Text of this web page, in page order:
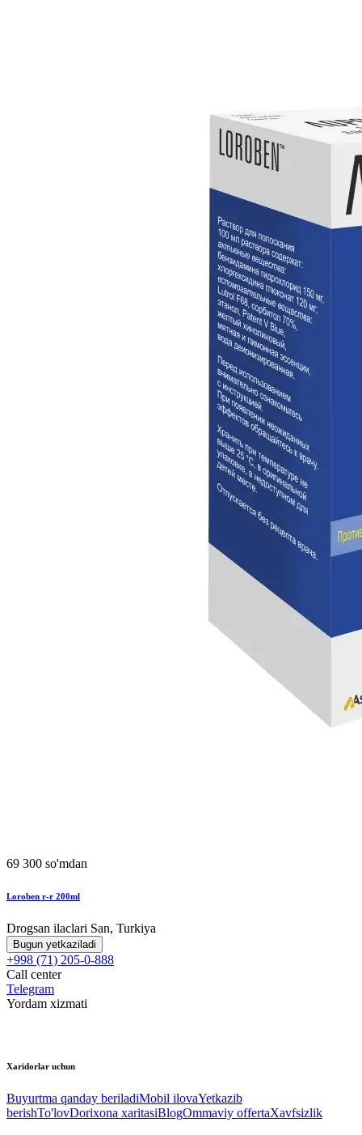
69 300 so'mdan
Loroben r-r 200ml
Drogsan ilaclari San, Turkiya
Bugun yetkaziladi
+998 (71) 205-0-888
Call center
Telegram
Yordam xizmati
Xaridorlar uchun
Buyurtma qanday beriladiMobil ilovaYetkazib
berishTo'lovDorixona xaritasiBlogOmmaviy offertaXavfsizlik